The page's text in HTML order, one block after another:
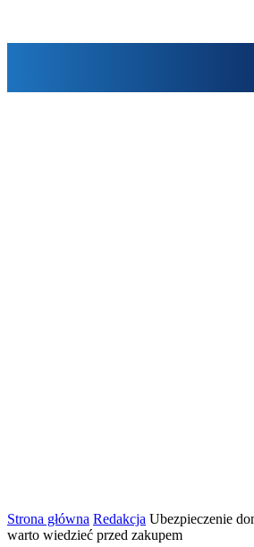
Strona główna Redakcja Ubezpieczenie
warto wiedzieć przed zakupem